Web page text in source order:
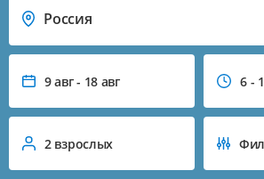
Россия
9 авг - 18 авг 6 -
2 взрослых